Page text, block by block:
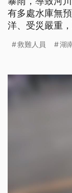
有多處水庫無
洋、受災嚴重
救難人員 湖